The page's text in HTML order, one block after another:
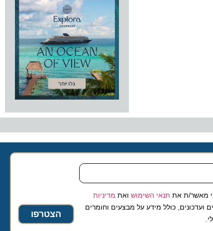
ת אתתנאי השימושואת מדיניות
כולל מידע על מבצעים וחומרים
הצטרפו